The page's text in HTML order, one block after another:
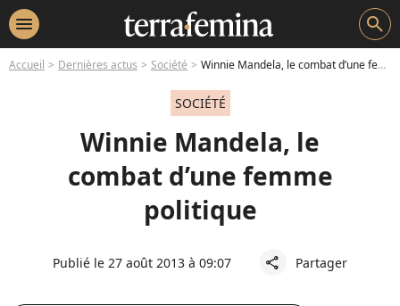
menu search
Accueil Dernières actus Société Winnie Mandela, le combat d’une femme politique
SOCIÉTÉ
Winnie Mandela, le
combat d’une femme
politique
Publié le 27 août 2013 à 09:07 share Partager